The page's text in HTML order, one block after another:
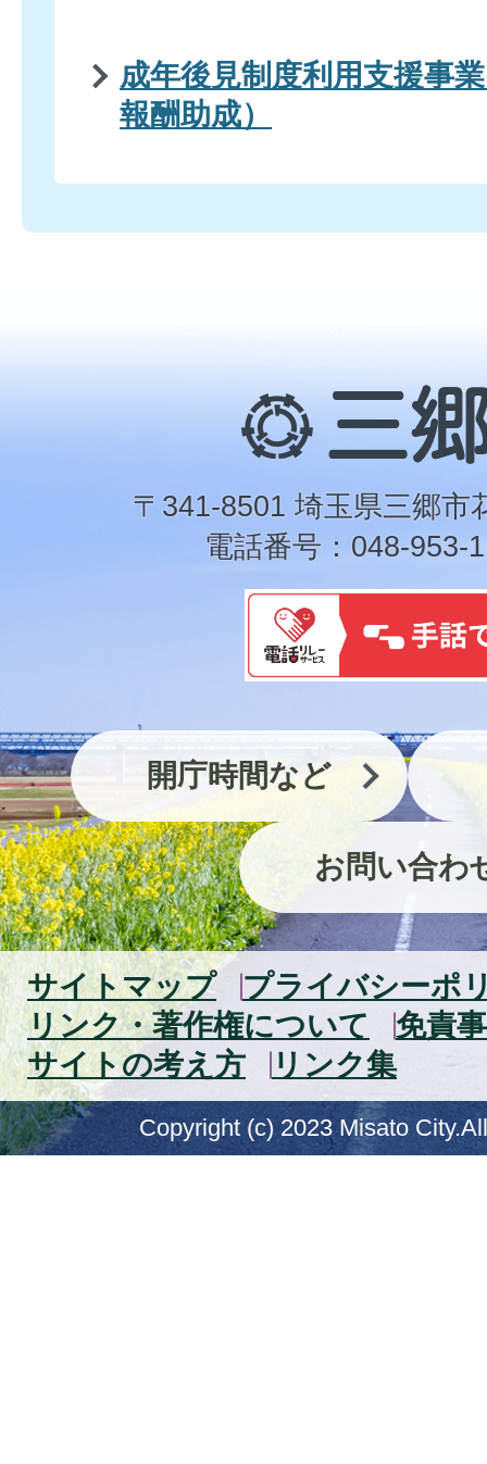
成年後見制度利用支援事
報酬助成）
三
郷
市
〒341-8501 埼玉県三郷市
電話番号：048-953-
開庁時間など
お問い合わ
サイトマップ
プライバシーポ
リンク・著作権について
免責
サイトの考え方
リンク集
Copyright (c) 2023 Misato